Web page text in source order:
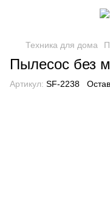
Техника для дома
Пылесос без
Артикул: SF-2238